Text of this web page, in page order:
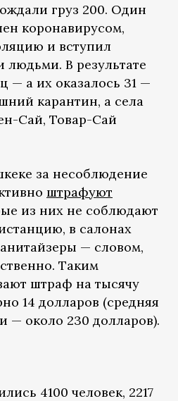
груз 200. Один
коронавирусом,
и вступил
людьми. В результате
— а их оказалось 31 —
карантин, а села
Сай, Товар-Сай
за несоблюдение
штрафуют
из них не соблюдают
в салонах
— словом,
Таким
штраф на тысячу
14 долларов (средняя
— около 230 долларов).
4100 человек, 2217